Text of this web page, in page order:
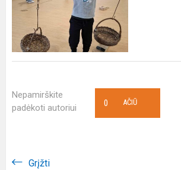
Nepamirškite
padėkoti autoriui
AČIŪ
0
Grįžti